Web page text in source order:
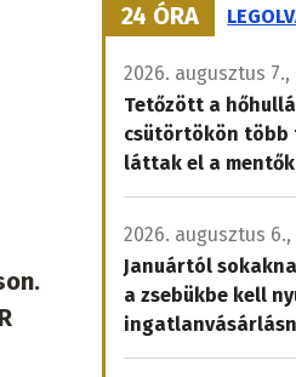
24 ÓRA
2026. augusztus 7.,
Tetőzött a
csütörtökön több
láttak el a
2026. augusztus 6.,
Januártól
a zsebükbe kell